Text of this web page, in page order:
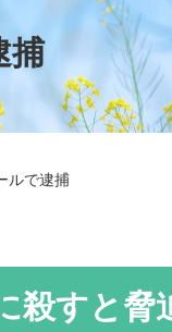
捕
ルで逮捕
殺すと脅